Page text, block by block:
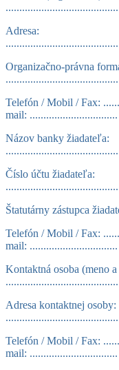
Adresa:
Organizačno-právna
Telefón / Mobil / Fax:
mail: ................................
Názov banky žiadateľa:
Číslo účtu žiadateľa:
Štatutárny zástupca
Telefón / Mobil / Fax:
mail: ................................
Kontaktná osoba (meno
Adresa kontaktnej osoby:
Telefón / Mobil / Fax:
mail: ................................